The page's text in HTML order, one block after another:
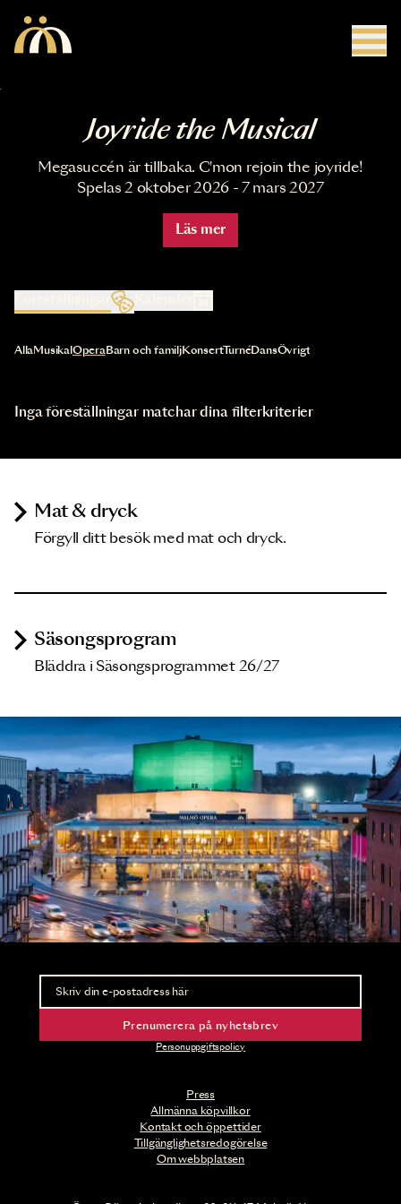
Joyride the Musical
Megasuccén är tillbaka. C'mon rejoin the joyride!
Spelas 2 oktober 2026 - 7 mars 2027
Läs mer
Kalender
Val av kategori uppdaterar innehållet automatiskt
AllaMusikal OperaBarn och familjKonsertTurnéDansÖvrigt
Inga föreställningar matchar dina filterkriterier
Mat & dryck
Förgyll ditt besök med mat och dryck.
Säsongsprogram
Bläddra i Säsongsprogrammet 26/27
Press
Allmänna köpvillkor
Kontakt och öppettider
Tillgänglighetsredogörelse
Om webbplatsen
Nyhetsbrev
Ta del av förhandsinformation och biljettsläpp.
Prenumerera på nyhetsbrev
Personuppgiftspolicy